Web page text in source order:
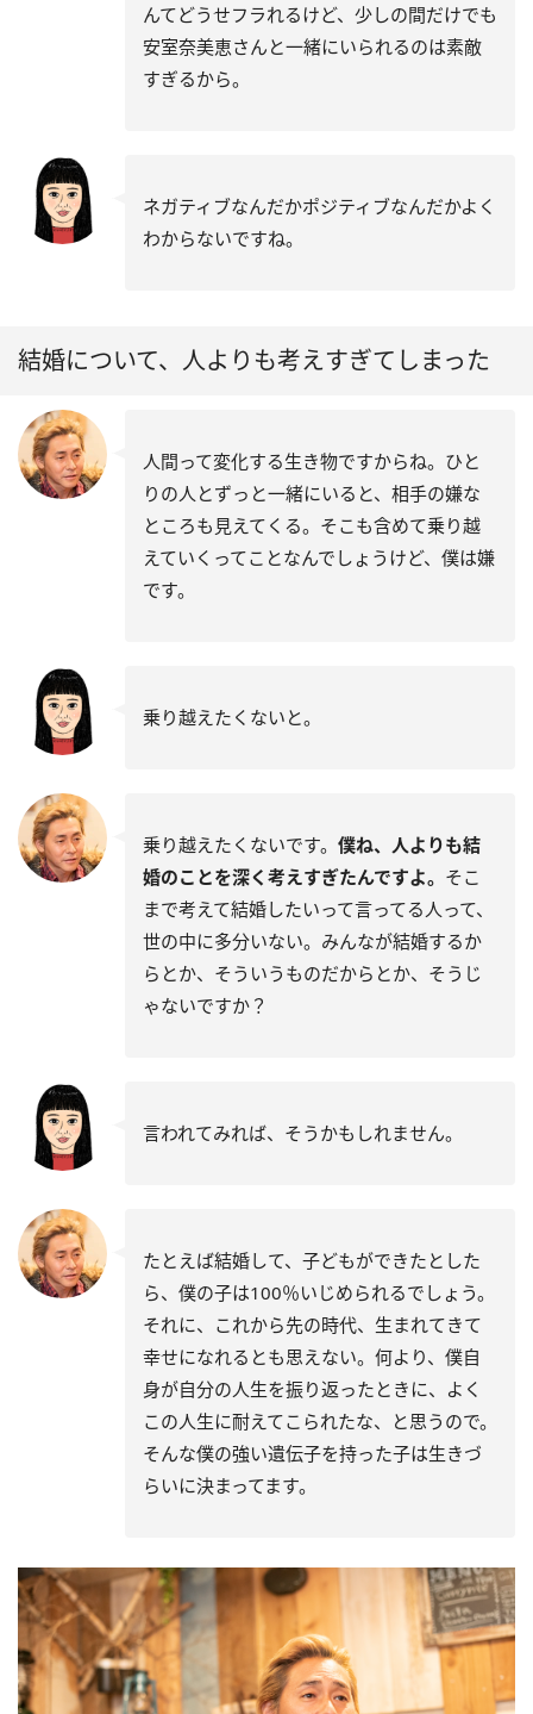
んてどうせフラれるけど、少しの間だけでも
安室奈美恵さんと一緒にいられるのは素敵
すぎるから。
ネガティブなんだかポジティブなんだかよく
わからないですね。
結婚について、人よりも考えすぎてしまった
人間って変化する生き物ですからね。ひと
りの人とずっと一緒にいると、相手の嫌な
ところも見えてくる。そこも含めて乗り越
えていくってことなんでしょうけど、僕は嫌
です。
乗り越えたくないと。
乗り越えたくないです。 僕ね、人よりも結
婚のことを深く考えすぎたんですよ。 そこ
まで考えて結婚したいって言ってる人って、
世の中に多分いない。みんなが結婚するか
らとか、そういうものだからとか、そうじ
ゃないですか？
言われてみれば、そうかもしれません。
たとえば結婚して、子どもができたとした
ら、僕の子は100％いじめられるでしょう。
それに、これから先の時代、生まれてきて
幸せになれるとも思えない。何より、僕自
身が自分の人生を振り返ったときに、よく
この人生に耐えてこられたな、と思うので。
そんな僕の強い遺伝子を持った子は生きづ
らいに決まってます。